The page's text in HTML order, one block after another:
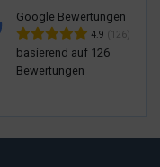
Google Bewertungen
4.9 (126)
basierend auf 126
Bewertungen